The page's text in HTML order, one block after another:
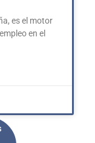
es el motor
en el